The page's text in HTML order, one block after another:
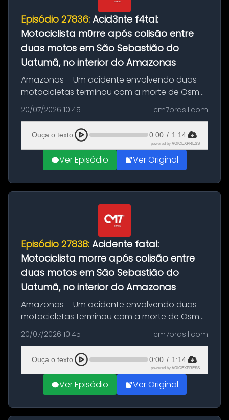
Episódio 27836: Acid3nte f4tal:
Motociclista m0rre após colisão entre
duas motos em São Sebastião do
Uatumã, no interior do Amazonas
Amazonas – Um acidente envolvendo duas
motocicletas terminou com a morte de Osmar
Figueiredo de Souza, de 38 anos, no município
de São Sebastião do Uatumã, no interior do
Amazonas. A colisão ocorreu n...
20/07/2026 10:45 cm7brasil.com
Ouça o texto 0:00 / 1:14
powered by VOICEXPRESS
Ver Episódio Ver Original
Episódio 27838: Acidente fatal:
Motociclista morre após colisão entre
duas motos em São Sebastião do
Uatumã, no interior do Amazonas
Amazonas – Um acidente envolvendo duas
motocicletas terminou com a morte de Osmar
Figueiredo de Souza, de 38 anos, no município
de São Sebastião do Uatumã, no interior do
Amazonas. A colisão ocorreu n...
20/07/2026 10:45 cm7brasil.com
Ouça o texto 0:00 / 1:14
powered by VOICEXPRESS
Ver Episódio Ver Original